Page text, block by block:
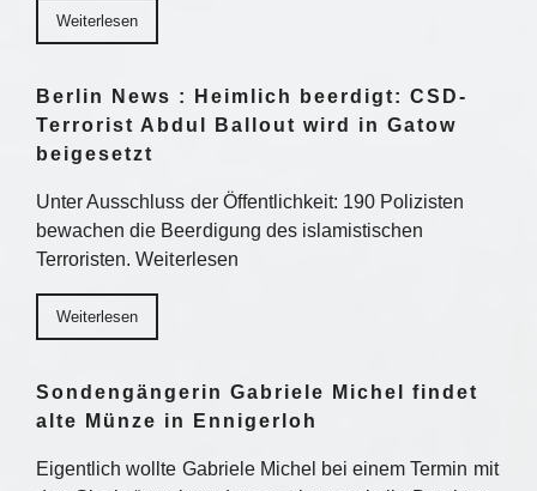
Weiterlesen
Berlin News : Heimlich beerdigt: CSD-
Terrorist Abdul Ballout wird in Gatow
beigesetzt
Unter Ausschluss der Öffentlichkeit: 190 Polizisten
bewachen die Beerdigung des islamistischen
Terroristen. Weiterlesen
Weiterlesen
Sondengängerin Gabriele Michel findet
alte Münze in Ennigerloh
Eigentlich wollte Gabriele Michel bei einem Termin mit